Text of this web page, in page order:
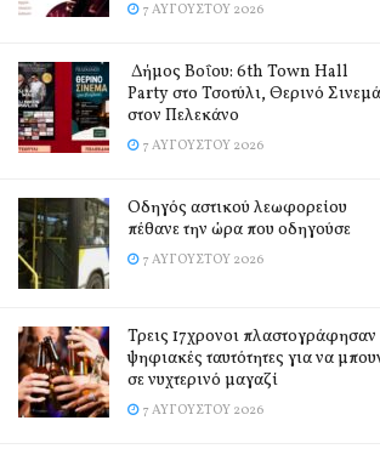
7 ΑΥΓΟΎΣΤΟΥ 2026
Δήμος Βοΐου: 6th Town Hall
Party στο Τσοτύλι, Θερινό Σινεμά
στον Πελεκάνο
7 ΑΥΓΟΎΣΤΟΥ 2026
Οδηγός αστικού λεωφορείου
πέθανε την ώρα που οδηγούσε
7 ΑΥΓΟΎΣΤΟΥ 2026
Τρεις 17χρονοι πλαστογράφησαν
ψηφιακές ταυτότητες για να
σε νυχτερινό μαγαζί
7 ΑΥΓΟΎΣΤΟΥ 2026